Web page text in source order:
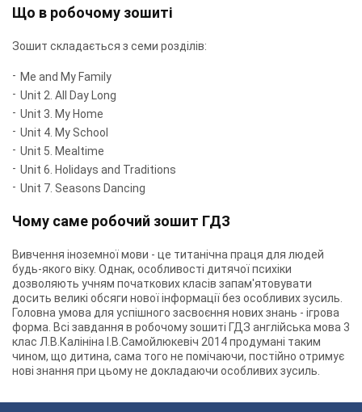
Що в робочому зошиті
Зошит складається з семи розділів:
Me and My Family
Unit 2. All Day Long
Unit 3. My Home
Unit 4. My School
Unit 5. Mealtime
Unit 6. Holidays and Traditions
Unit 7. Seasons Dancing
Чому саме робочий зошит ГДЗ
Вивчення іноземної мови - це титанічна праця для людей
будь-якого віку. Однак, особливості дитячої психіки
дозволяють учням початкових класів запам'ятовувати
досить великі обсяги нової інформації без особливих зусиль.
Головна умова для успішного засвоєння нових знань - ігрова
форма. Всі завдання в робочому зошиті ГДЗ англійська мова 3
клас Л.В.Калініна І.В.Самойлюкевіч 2014 продумані таким
чином, що дитина, сама того не помічаючи, постійно отримує
нові знання при цьому не докладаючи особливих зусиль.